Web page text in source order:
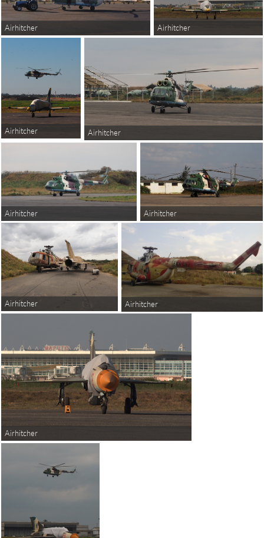
Airhitcher Airhitcher
Airhitcher Airhitcher
Airhitcher Airhitcher
Airhitcher Airhitcher
Airhitcher